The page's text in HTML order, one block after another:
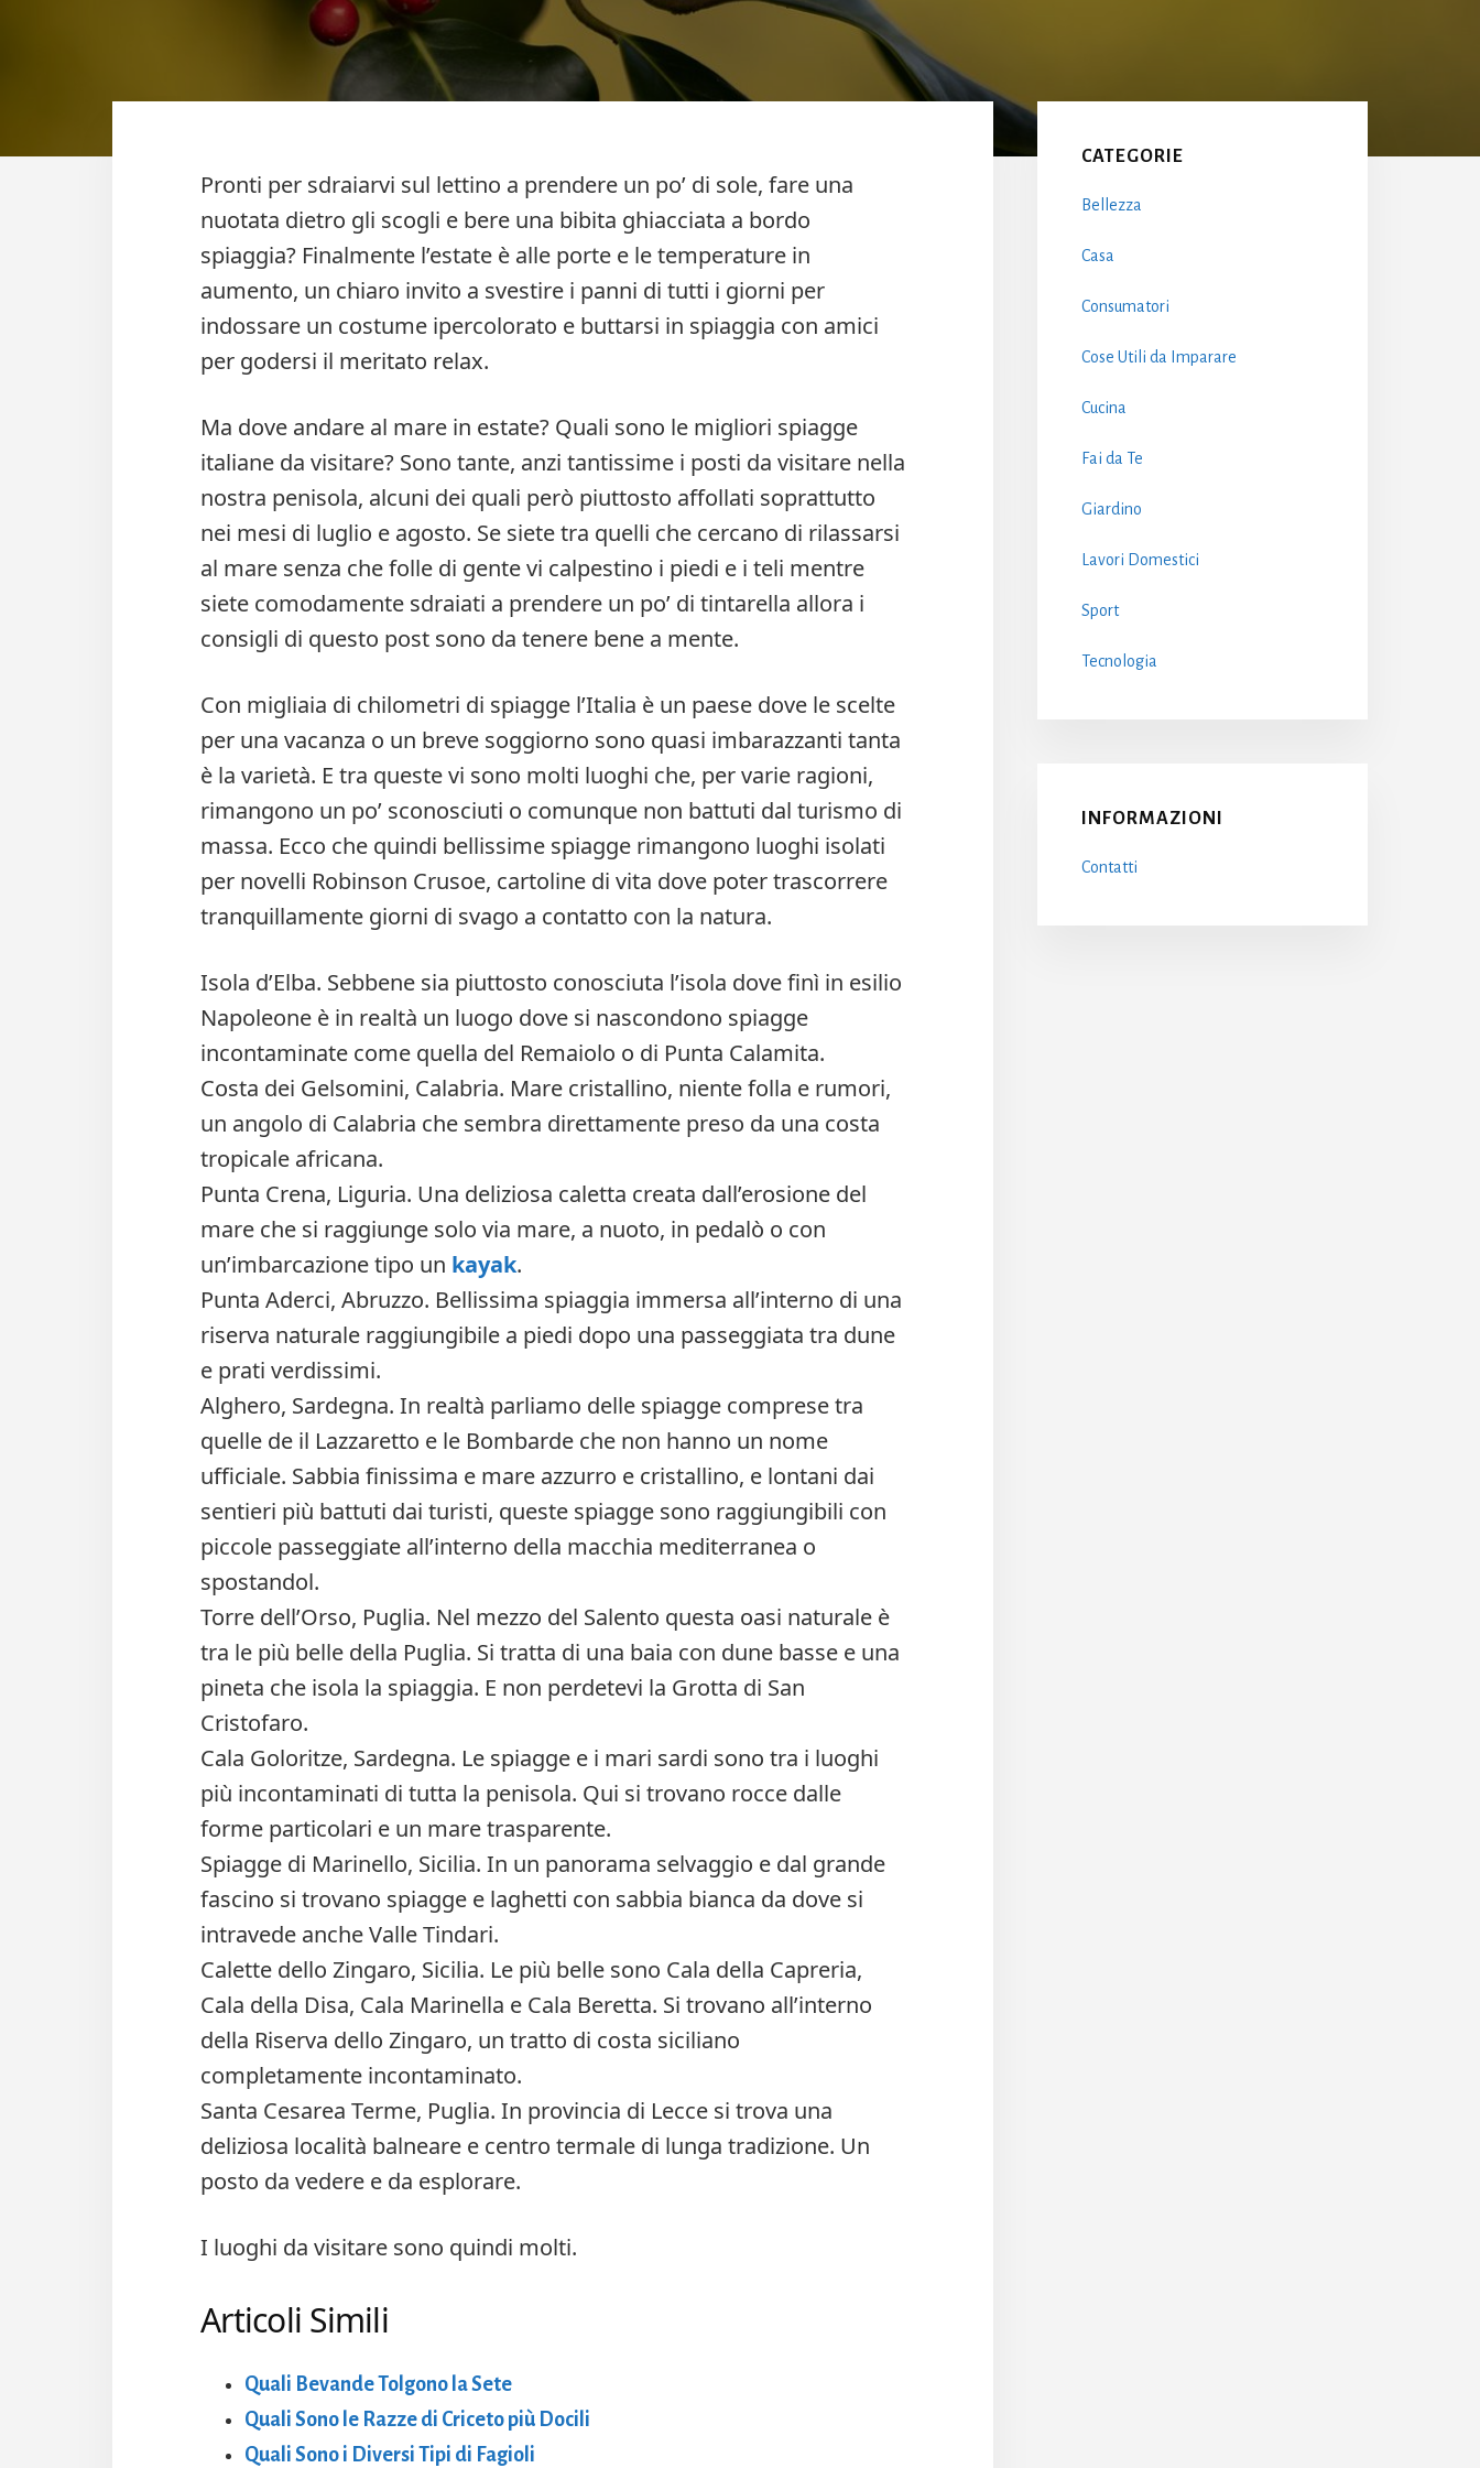
Pronti per sdraiarvi sul lettino a prendere un po’ di sole, fare una
nuotata dietro gli scogli e bere una bibita ghiacciata a bordo
spiaggia? Finalmente l’estate è alle porte e le temperature in
aumento, un chiaro invito a svestire i panni di tutti i giorni per
indossare un costume ipercolorato e buttarsi in spiaggia con amici
per godersi il meritato relax.
Ma dove andare al mare in estate? Quali sono le migliori spiagge
italiane da visitare? Sono tante, anzi tantissime i posti da visitare nella
nostra penisola, alcuni dei quali però piuttosto affollati soprattutto
nei mesi di luglio e agosto. Se siete tra quelli che cercano di rilassarsi
al mare senza che folle di gente vi calpestino i piedi e i teli mentre
siete comodamente sdraiati a prendere un po’ di tintarella allora i
consigli di questo post sono da tenere bene a mente.
Con migliaia di chilometri di spiagge l’Italia è un paese dove le scelte
per una vacanza o un breve soggiorno sono quasi imbarazzanti tanta
è la varietà. E tra queste vi sono molti luoghi che, per varie ragioni,
rimangono un po’ sconosciuti o comunque non battuti dal turismo di
massa. Ecco che quindi bellissime spiagge rimangono luoghi isolati
per novelli Robinson Crusoe, cartoline di vita dove poter trascorrere
tranquillamente giorni di svago a contatto con la natura.
Isola d’Elba. Sebbene sia piuttosto conosciuta l’isola dove finì in esilio
Napoleone è in realtà un luogo dove si nascondono spiagge
incontaminate come quella del Remaiolo o di Punta Calamita.
Costa dei Gelsomini, Calabria. Mare cristallino, niente folla e rumori,
un angolo di Calabria che sembra direttamente preso da una costa
tropicale africana.
Punta Crena, Liguria. Una deliziosa caletta creata dall’erosione del
mare che si raggiunge solo via mare, a nuoto, in pedalò o con
un’imbarcazione tipo un kayak.
Punta Aderci, Abruzzo. Bellissima spiaggia immersa all’interno di una
riserva naturale raggiungibile a piedi dopo una passeggiata tra dune
e prati verdissimi.
Alghero, Sardegna. In realtà parliamo delle spiagge comprese tra
quelle de il Lazzaretto e le Bombarde che non hanno un nome
ufficiale. Sabbia finissima e mare azzurro e cristallino, e lontani dai
sentieri più battuti dai turisti, queste spiagge sono raggiungibili con
piccole passeggiate all’interno della macchia mediterranea o
spostandol.
Torre dell’Orso, Puglia. Nel mezzo del Salento questa oasi naturale è
tra le più belle della Puglia. Si tratta di una baia con dune basse e una
pineta che isola la spiaggia. E non perdetevi la Grotta di San
Cristofaro.
Cala Goloritze, Sardegna. Le spiagge e i mari sardi sono tra i luoghi
più incontaminati di tutta la penisola. Qui si trovano rocce dalle
forme particolari e un mare trasparente.
Spiagge di Marinello, Sicilia. In un panorama selvaggio e dal grande
fascino si trovano spiagge e laghetti con sabbia bianca da dove si
intravede anche Valle Tindari.
Calette dello Zingaro, Sicilia. Le più belle sono Cala della Capreria,
Cala della Disa, Cala Marinella e Cala Beretta. Si trovano all’interno
della Riserva dello Zingaro, un tratto di costa siciliano
completamente incontaminato.
Santa Cesarea Terme, Puglia. In provincia di Lecce si trova una
deliziosa località balneare e centro termale di lunga tradizione. Un
posto da vedere e da esplorare.
I luoghi da visitare sono quindi molti.
Articoli Simili
Quali Bevande Tolgono la Sete
Quali Sono le Razze di Criceto più Docili
Quali Sono i Diversi Tipi di Fagioli
Primary
Sidebar
CATEGORIE
Bellezza
Casa
Consumatori
Cose Utili da Imparare
Cucina
Fai da Te
Giardino
Lavori Domestici
Sport
Tecnologia
INFORMAZIONI
Contatti